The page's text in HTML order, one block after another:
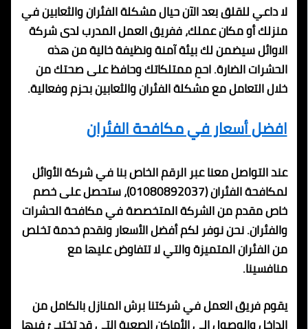
لا داعي للقلق بعد الآن حيال مشكلة الفئران والثعابين في
منزلك أو مكان عملك، ففريق العمل المدرب لدى شركة
الاوائل سيضمن لك بيئة آمنة ونظيفة خالية من هذه
الحشرات الضارة. احمِ ممتلكاتك وحافظ على صحتك من
خلال التعامل مع مشكلة الفئران والثعابين بحزم وفعالية.
افضل أسعار في مكافحة الفئران
عند التواصل معنا عبر الرقم الخاص بنا في شركة الأوائل
لمكافحة الفئران (01080892037)، ستحصل على خصم
خاص مقدم من الشركة المتخصصة في مكافحة الحشرات
والفئران. نحن نوفر لكم أفضل الأسعار ونقدم خدمة تخلص
من الفئران المتميزة والتي لا تتفاوض عليها مع
منافسينا.
يقوم فريق العمل في شركتنا برش المنازل بالكامل من